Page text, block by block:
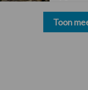
Toon